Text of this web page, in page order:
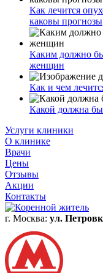
Как лечится
каковы прогнозы
Каким должно
женщин
Как и чем
Какой должна
Услуги клиники
О клинике
Врачи
Цены
Отзывы
Акции
Контакты
г. Москва: ул.